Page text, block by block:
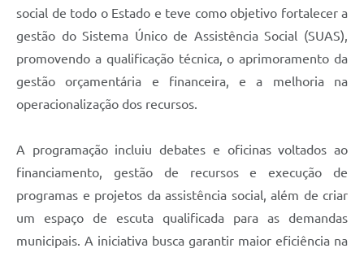
social de todo o Estado e teve como objetivo fortalecer a
gestão do Sistema Único de Assistência Social (SUAS),
promovendo a qualificação técnica, o aprimoramento da
gestão orçamentária e financeira, e a melhoria na
operacionalização dos recursos.
A programação incluiu debates e oficinas voltados ao
financiamento, gestão de recursos e execução de
programas e projetos da assistência social, além de criar
um espaço de escuta qualificada para as demandas
municipais. A iniciativa busca garantir maior eficiência na